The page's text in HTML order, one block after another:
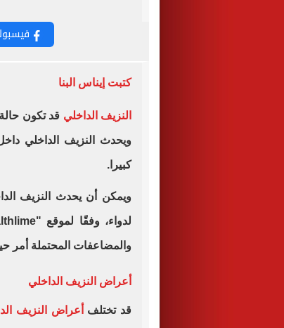
كتبت إيناس البنا
النزيف الداخلي قد تكون
ويحدث النزيف الداخلي
كبيرا.
ويمكن أن يحدث النزيف
والمضاعفات المحتملة أمر
أعراض النزيف الداخلي
قد تختلف أعراض النزيف